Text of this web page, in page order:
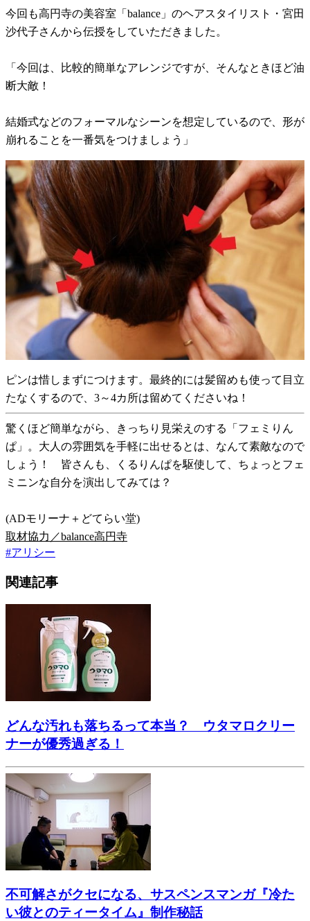
今回も高円寺の美容室「balance」のヘアスタイリスト・宮田
沙代子さんから伝授をしていただきました。
「今回は、比較的簡単なアレンジですが、そんなときほど油
断大敵！
結婚式などのフォーマルなシーンを想定しているので、形が
崩れることを一番気をつけましょう」
ピンは惜しまずにつけます。最終的には髪留めも使って目立
たなくするので、3～4カ所は留めてくださいね！
驚くほど簡単ながら、きっちり見栄えのする「フェミりん
ぱ」。大人の雰囲気を手軽に出せるとは、なんて素敵なので
しょう！ 皆さんも、くるりんぱを駆使して、ちょっとフェ
ミニンな自分を演出してみては？
(ADモリーナ＋どてらい堂)
取材協力／balance高円寺
#アリシー
関連記事
どんな汚れも落ちるって本当？ ウタマロクリー
ナーが優秀過ぎる！
不可解さがクセになる、サスペンスマンガ『冷た
い彼とのティータイム』制作秘話